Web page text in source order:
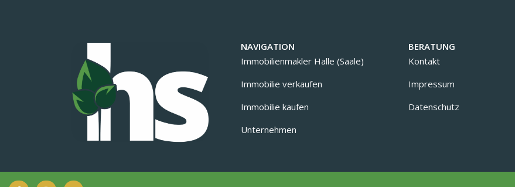
NAVIGATION
Immobilienmakler Halle (Saale)
Immobilie verkaufen
Immobilie kaufen
Unternehmen
BERATUNG
Kontakt
Impressum
Datenschutz